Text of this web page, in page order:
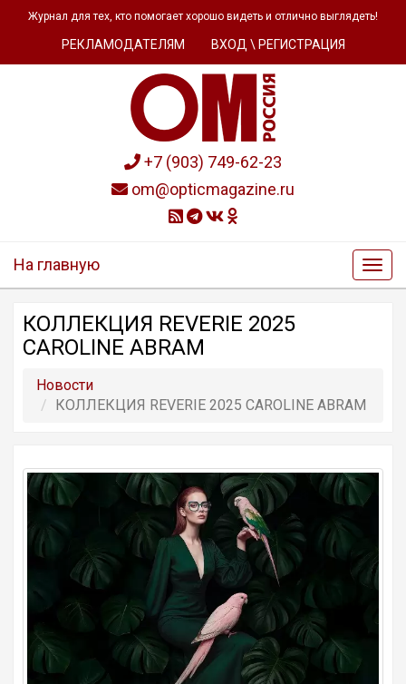
Журнал для тех, кто помогает хорошо видеть и отлично выглядеть!
РЕКЛАМОДАТЕЛЯМ ВХОД \ РЕГИСТРАЦИЯ
+7 (903) 749-62-23
om@opticmagazine.ru
На главную
КОЛЛЕКЦИЯ REVERIE 2025
CAROLINE ABRAM
Новости
КОЛЛЕКЦИЯ REVERIE 2025 CAROLINE ABRAM